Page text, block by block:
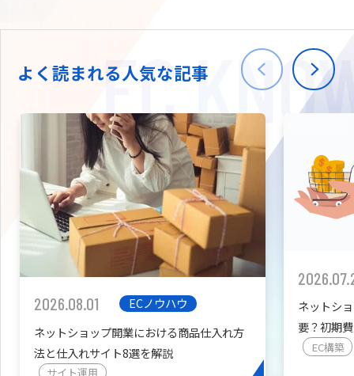
海外進出・現地
W2
拡張プラグイン一覧
カスタマイズ開発
会社情報
TW
よく読まれる人気な記事
2026.08.01
ECノウハウ
ネットショップ開業における商品仕入れ方
法と仕入れサイト8選を解説
サイト運用
ネットシ
要？初期
を紹介
EC構築